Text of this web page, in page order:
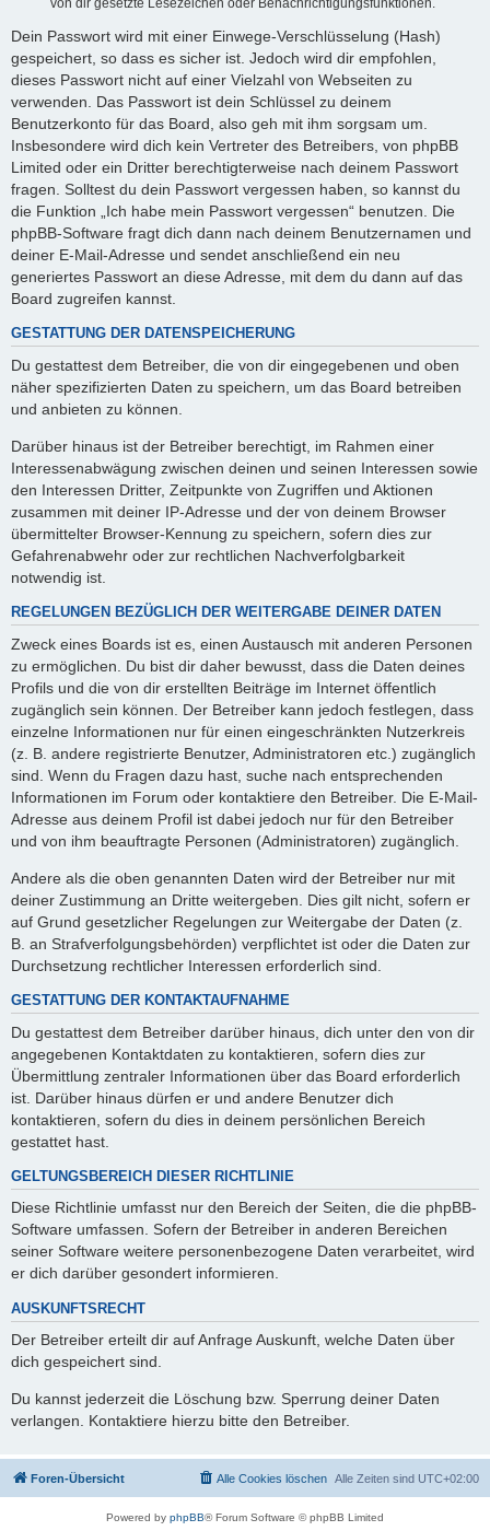
von dir gesetzte Lesezeichen oder Benachrichtigungsfunktionen.
Dein Passwort wird mit einer Einwege-Verschlüsselung (Hash)
gespeichert, so dass es sicher ist. Jedoch wird dir empfohlen,
dieses Passwort nicht auf einer Vielzahl von Webseiten zu
verwenden. Das Passwort ist dein Schlüssel zu deinem
Benutzerkonto für das Board, also geh mit ihm sorgsam um.
Insbesondere wird dich kein Vertreter des Betreibers, von phpBB
Limited oder ein Dritter berechtigterweise nach deinem Passwort
fragen. Solltest du dein Passwort vergessen haben, so kannst du
die Funktion „Ich habe mein Passwort vergessen“ benutzen. Die
phpBB-Software fragt dich dann nach deinem Benutzernamen und
deiner E-Mail-Adresse und sendet anschließend ein neu
generiertes Passwort an diese Adresse, mit dem du dann auf das
Board zugreifen kannst.
GESTATTUNG DER DATENSPEICHERUNG
Du gestattest dem Betreiber, die von dir eingegebenen und oben
näher spezifizierten Daten zu speichern, um das Board betreiben
und anbieten zu können.
Darüber hinaus ist der Betreiber berechtigt, im Rahmen einer
Interessenabwägung zwischen deinen und seinen Interessen sowie
den Interessen Dritter, Zeitpunkte von Zugriffen und Aktionen
zusammen mit deiner IP-Adresse und der von deinem Browser
übermittelter Browser-Kennung zu speichern, sofern dies zur
Gefahrenabwehr oder zur rechtlichen Nachverfolgbarkeit
notwendig ist.
REGELUNGEN BEZÜGLICH DER WEITERGABE DEINER DATEN
Zweck eines Boards ist es, einen Austausch mit anderen Personen
zu ermöglichen. Du bist dir daher bewusst, dass die Daten deines
Profils und die von dir erstellten Beiträge im Internet öffentlich
zugänglich sein können. Der Betreiber kann jedoch festlegen, dass
einzelne Informationen nur für einen eingeschränkten Nutzerkreis
(z. B. andere registrierte Benutzer, Administratoren etc.) zugänglich
sind. Wenn du Fragen dazu hast, suche nach entsprechenden
Informationen im Forum oder kontaktiere den Betreiber. Die E-Mail-
Adresse aus deinem Profil ist dabei jedoch nur für den Betreiber
und von ihm beauftragte Personen (Administratoren) zugänglich.
Andere als die oben genannten Daten wird der Betreiber nur mit
deiner Zustimmung an Dritte weitergeben. Dies gilt nicht, sofern er
auf Grund gesetzlicher Regelungen zur Weitergabe der Daten (z.
B. an Strafverfolgungsbehörden) verpflichtet ist oder die Daten zur
Durchsetzung rechtlicher Interessen erforderlich sind.
GESTATTUNG DER KONTAKTAUFNAHME
Du gestattest dem Betreiber darüber hinaus, dich unter den von dir
angegebenen Kontaktdaten zu kontaktieren, sofern dies zur
Übermittlung zentraler Informationen über das Board erforderlich
ist. Darüber hinaus dürfen er und andere Benutzer dich
kontaktieren, sofern du dies in deinem persönlichen Bereich
gestattet hast.
GELTUNGSBEREICH DIESER RICHTLINIE
Diese Richtlinie umfasst nur den Bereich der Seiten, die die phpBB-
Software umfassen. Sofern der Betreiber in anderen Bereichen
seiner Software weitere personenbezogene Daten verarbeitet, wird
er dich darüber gesondert informieren.
AUSKUNFTSRECHT
Der Betreiber erteilt dir auf Anfrage Auskunft, welche Daten über
dich gespeichert sind.
Du kannst jederzeit die Löschung bzw. Sperrung deiner Daten
verlangen. Kontaktiere hierzu bitte den Betreiber.
Foren-Übersicht Alle Zeiten sind UTC+02:00
Alle Cookies löschen
Powered by phpBB® Forum Software © phpBB Limited